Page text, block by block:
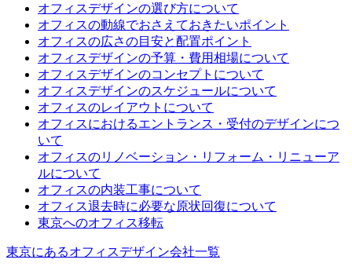
オフィスデザインの選び方について
オフィスの動線でおさえておきたいポイント
オフィスの広さの目安と配置ポイント
オフィスデザインの予算・費用相場について
オフィスデザインのコンセプトについて
オフィスデザインのスケジュールについて
オフィスのレイアウトについて
オフィスにおけるエントランス・受付のデザインにつ
いて
オフィスのリノベーション・リフォーム・リニューア
ルについて
オフィスの内装工事について
オフィス退去時に必要な原状回復について
東京へのオフィス移転
東京にあるオフィスデザイン会社一覧